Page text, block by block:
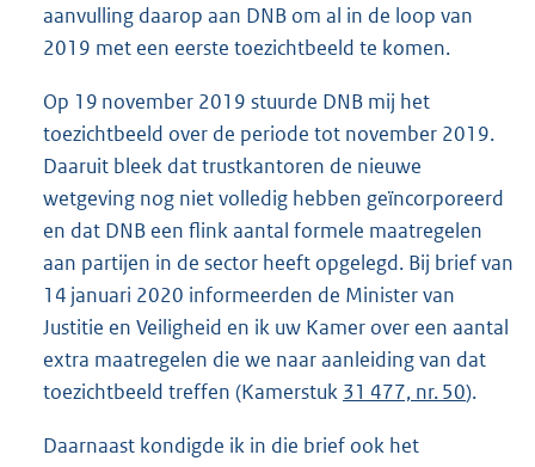
aanvulling daarop aan DNB om al in de loop van
2019 met een eerste toezichtbeeld te komen.
Op 19 november 2019 stuurde DNB mij het
toezichtbeeld over de periode tot november 2019.
Daaruit bleek dat trustkantoren de nieuwe
wetgeving nog niet volledig hebben geïncorporeerd
en dat DNB een flink aantal formele maatregelen
aan partijen in de sector heeft opgelegd. Bij brief van
14 januari 2020 informeerden de Minister van
Justitie en Veiligheid en ik uw Kamer over een aantal
extra maatregelen die we naar aanleiding van dat
toezichtbeeld treffen (Kamerstuk 31 477, nr. 50).
Daarnaast kondigde ik in die brief ook het